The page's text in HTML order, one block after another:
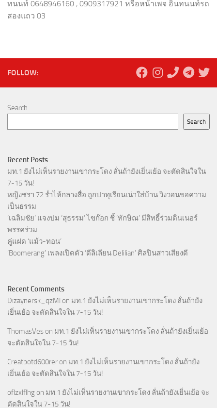
ทนนท์ 0648946160 , 0909317921 หรือหน้าเพจ อินทนนท์รถ
สองแถว 03
FOLLOW:
Search
Search
Recent Posts
มท.1 ยังไม่เห็นรายงานเขากระโดง ลั่นถ้ายังเยิ่นเย้อ จะตัดสินใจใน
7-15 วัน!
หญิงชรา 72 ร่ำไห้กลางสื่อ ถูกปาทุเรียนเน่าใส่บ้าน วิงวอนขอความ
เป็นธรรม
‘เฉลิมชัย’ แจงปม ‘สุธรรม’ ไขก๊อก ชี้ ‘ทักษิณ’ มีสิทธิ์ร่วมดินเนอร์
พรรคร่วม
คู่แฝด ‘แม้ว-ทอน’
‘Boomerang’ เพลงเปิดตัว ‘ดีลิเลียน Delilian’ ศิลปินสาวเสียงดี
Recent Comments
Dizaynersk_qzMl on มท.1 ยังไม่เห็นรายงานเขากระโดง ลั่นถ้ายัง
เยิ่นเย้อ จะตัดสินใจใน 7-15 วัน!
ThomasVes on มท.1 ยังไม่เห็นรายงานเขากระโดง ลั่นถ้ายังเยิ่นเย้อ
จะตัดสินใจใน 7-15 วัน!
Creatbotd600rer on มท.1 ยังไม่เห็นรายงานเขากระโดง ลั่นถ้ายัง
เยิ่นเย้อ จะตัดสินใจใน 7-15 วัน!
oflzxlflhg on มท.1 ยังไม่เห็นรายงานเขากระโดง ลั่นถ้ายังเยิ่นเย้อ จะ
ตัดสินใจใน 7-15 วัน!